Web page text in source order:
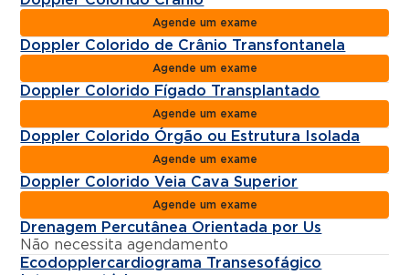
Agende um exame
Doppler Colorido de Crânio Transfontanela
Agende um exame
Doppler Colorido Fígado Transplantado
Agende um exame
Doppler Colorido Órgão ou Estrutura Isolada
Agende um exame
Doppler Colorido Veia Cava Superior
Agende um exame
Drenagem Percutânea Orientada por Us
Não necessita agendamento
Ecodopplercardiograma Transesofágico